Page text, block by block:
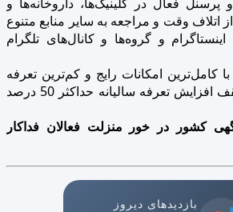
اتلاف وقت و مراجعه به سایر منابع متنوع
و گروه‌ها و کانال‌های تلگرام
کامل‌ترین امکانات رایج و کم‌ترین تعرفه
بازار فراهم است و سقف افزایش تعرفه سالیانه حداکثر 50 درصد
کشور در خور منزلت فعالان فداکار
بازدیدهای دیروز